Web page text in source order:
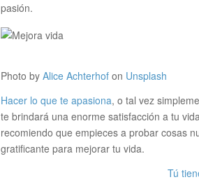
pasión.
Photo by Alice Achterhof on Unsplash
Hacer lo que te apasiona, o tal vez
te brindará una enorme satisfacción a tu
recomiendo que empieces a probar cosas
gratificante para mejorar tu vida.
Tú